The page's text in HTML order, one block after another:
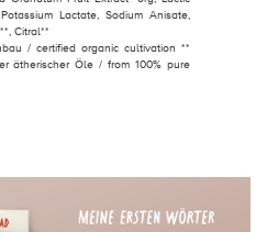
Lactate, Sodium Anisate,
Citral**
/ certified organic cultivation **
ätherischer Öle / from 100% pure